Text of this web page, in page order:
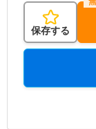
保存する